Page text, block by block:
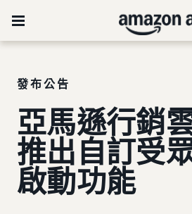
發布公告
亞馬遜行銷
推出自訂受
啟動功能